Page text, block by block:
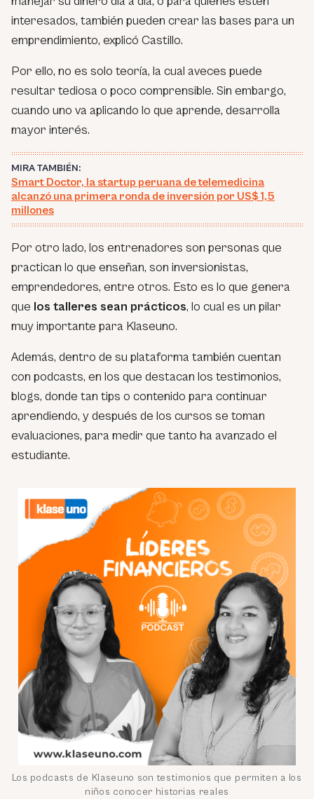
interesados, también pueden crear las bases para un
emprendimiento, explicó Castillo.
Por ello, no es solo teoría, la cual aveces puede
resultar tediosa o poco comprensible. Sin embargo,
cuando uno va aplicando lo que aprende, desarrolla
mayor interés.
MIRA TAMBIÉN:
Smart Doctor, la startup peruana de telemedicina
alcanzó una primera ronda de inversión por US$ 1,5
millones
Por otro lado, los entrenadores son personas que
practican lo que enseñan, son inversionistas,
emprendedores, entre otros. Esto es lo que genera
que los talleres sean prácticos, lo cual es un pilar
muy importante para Klaseuno.
Además, dentro de su plataforma también cuentan
con podcasts, en los que destacan los testimonios,
blogs, donde tan tips o contenido para continuar
aprendiendo, y después de los cursos se toman
evaluaciones, para medir que tanto ha avanzado el
estudiante.
Los podcasts de Klaseuno son testimonios que permiten a los
niños conocer historias reales